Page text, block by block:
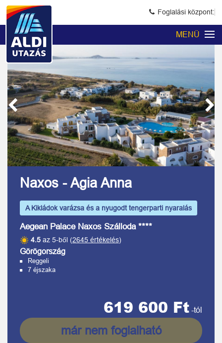
Foglalási központ:
MENÜ
Previous Next
Naxos - Agia Anna
A Kikládok varázsa és a nyugodt tengerparti nyaralás
Aegean Palace Naxos Szálloda ****
4.5 az 5-ből (2645 értékelés)
Görögország
Reggeli
7 éjszaka
619 600 Ft -tól
már nem foglalható